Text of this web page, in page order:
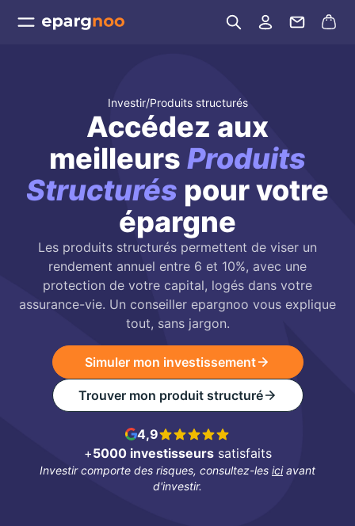
Investir/Produits structurés
Accédez aux
meilleurs Produits
Structurés pour votre
épargne
Les produits structurés permettent de viser un
rendement annuel entre 6 et 10%, avec une
protection de votre capital, logés dans votre
assurance-vie. Un conseiller epargnoo vous explique
tout, sans jargon.
Simuler mon investissement
Trouver mon produit structuré
4,9
+5000 investisseurssatisfaits
Investir comporte des risques, consultez-les iciavant
d'investir.